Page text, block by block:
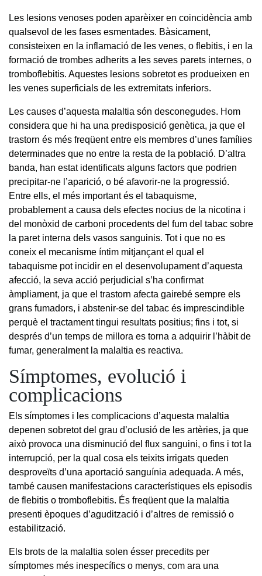
Les lesions venoses poden aparèixer en coincidència amb
qualsevol de les fases esmentades. Bàsicament,
consisteixen en la inflamació de les venes, o flebitis, i en la
formació de trombes adherits a les seves parets internes, o
tromboflebitis. Aquestes lesions sobretot es produeixen en
les venes superficials de les extremitats inferiors.
Les causes d’aquesta malaltia són desconegudes. Hom
considera que hi ha una predisposició genètica, ja que el
trastorn és més freqüent entre els membres d’unes famílies
determinades que no entre la resta de la població. D’altra
banda, han estat identificats alguns factors que podrien
precipitar-ne l’aparició, o bé afavorir-ne la progressió.
Entre ells, el més important és el tabaquisme,
probablement a causa dels efectes nocius de la nicotina i
del monòxid de carboni procedents del fum del tabac sobre
la paret interna dels vasos sanguinis. Tot i que no es
coneix el mecanisme íntim mitjançant el qual el
tabaquisme pot incidir en el desenvolupament d’aquesta
afecció, la seva acció perjudicial s’ha confirmat
àmpliament, ja que el trastorn afecta gairebé sempre els
grans fumadors, i abstenir-se del tabac és imprescindible
perquè el tractament tingui resultats positius; fins i tot, si
després d’un temps de millora es torna a adquirir l’hàbit de
fumar, generalment la malaltia es reactiva.
Símptomes, evolució i
complicacions
Els símptomes i les complicacions d’aquesta malaltia
depenen sobretot del grau d’oclusió de les artèries, ja que
això provoca una disminució del flux sanguini, o fins i tot la
interrupció, per la qual cosa els teixits irrigats queden
desproveïts d’una aportació sanguínia adequada. A més,
també causen manifestacions característiques els episodis
de flebitis o tromboflebitis. És freqüent que la malaltia
presenti èpoques d’agudització i d’altres de remissió o
estabilització.
Els brots de la malaltia solen ésser precedits per
símptomes més inespecífics o menys, com ara una